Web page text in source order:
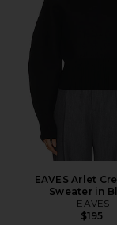
EAVES Arlet
Sweater in
EAVES
$195